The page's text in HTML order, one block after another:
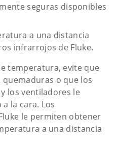
seguras disponibles
a una distancia
infrarrojos de Fluke.
temperatura, evite que
o que los
los ventiladores le
la cara. Los
le permiten obtener
a una distancia